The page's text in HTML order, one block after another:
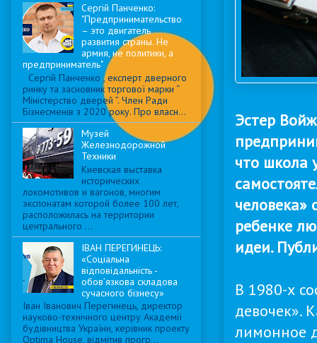
Эстер
что школа
человека»
ребенке
идеи.
В 1980-х
девочек».
лимонное
Сергій Панченко:
"Предпринимательство
– это двигатель
развития страны. Не
армия, не политики, а
предприниматель"
Сергій Панченко , експерт дверного
ринку та засновник торгової марки “
Міністерство дверей ”. Член Ради
Бізнесменів з 2020 року. Про власн...
Музей
Железнодорожной
Техники
Киевская выставка
исторических
локомотивов и вагонов, многим
экспонатам которой более 100 лет,
расположилась на территории
центрального ...
ІВАН ПЕРЕГИНЕЦЬ:
«Соціальна
відповідальність -
обов’язкова складова
сучасного бізнесу»
Іван Іванович Перегинець, директор
науково-технічного центру Академії
будівництва України, керівник проекту
Optima House, відмітив прогр...